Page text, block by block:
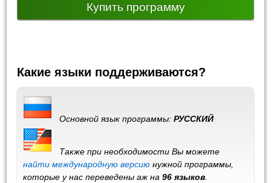
Купить программу
Какие языки поддерживаются?
Основной язык программы:РУССКИЙ
Также при необходимости Вы можете
найти международную версию нужной программы,
которые у нас переведены аж на96 языков